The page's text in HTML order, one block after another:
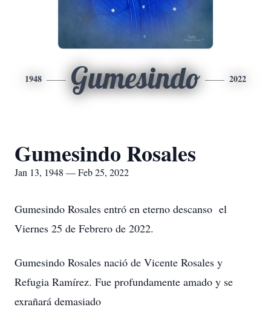
1948 Gumesindo 2022
Gumesindo Rosales
Jan 13, 1948 — Feb 25, 2022
Gumesindo Rosales entró en eterno descanso el
Viernes 25 de Febrero de 2022.
Gumesindo Rosales nació de Vicente Rosales y
Refugia Ramírez. Fue profundamente amado y se
exrañará demasiado